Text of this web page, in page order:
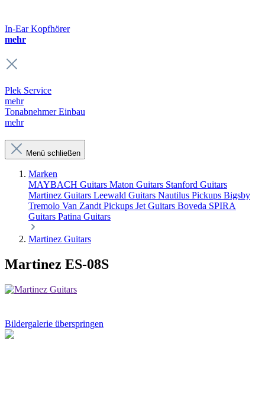
In-Ear Kopfhörer
mehr
Plek Service
mehr
Tonabnehmer Einbau
mehr
Menü schließen
Marken
MAYBACH Guitars Maton Guitars Stanford Guitars
Martinez Guitars Leewald Guitars Nautilus Pickups Bigsby
Tremolo Van Zandt Pickups Jet Guitars Boveda SPIRA
Guitars Patina Guitars
Martinez Guitars
Martinez ES-08S
Bildergalerie überspringen